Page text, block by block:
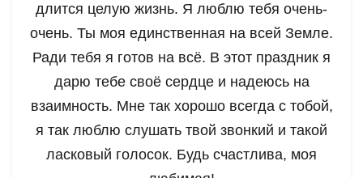
длится целую жизнь. Я люблю тебя очень-
очень. Ты моя единственная на всей Земле.
Ради тебя я готов на всё. В этот праздник я
дарю тебе своё сердце и надеюсь на
взаимность. Мне так хорошо всегда с тобой,
я так люблю слушать твой звонкий и такой
ласковый голосок. Будь счастлива, моя